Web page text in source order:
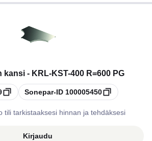
kansi - KRL-KST-400 R=600 PG
Kopioi
Sonepar-ID 100005450
tili tarkistaaksesi hinnan ja tehdäksesi
Kirjaudu